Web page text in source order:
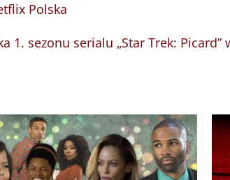
Polska
1. sezonu serialu „Star Trek: